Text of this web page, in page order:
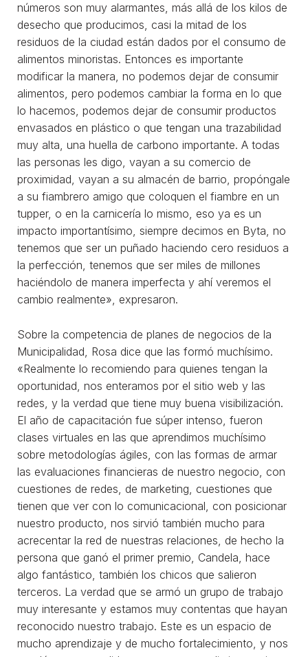
números son muy alarmantes, más allá de los kilos de
desecho que producimos, casi la mitad de los
residuos de la ciudad están dados por el consumo de
alimentos minoristas. Entonces es importante
modificar la manera, no podemos dejar de consumir
alimentos, pero podemos cambiar la forma en lo que
lo hacemos, podemos dejar de consumir productos
envasados en plástico o que tengan una trazabilidad
muy alta, una huella de carbono importante. A todas
las personas les digo, vayan a su comercio de
proximidad, vayan a su almacén de barrio, propóngale
a su fiambrero amigo que coloquen el fiambre en un
tupper, o en la carnicería lo mismo, eso ya es un
impacto importantísimo, siempre decimos en Byta, no
tenemos que ser un puñado haciendo cero residuos a
la perfección, tenemos que ser miles de millones
haciéndolo de manera imperfecta y ahí veremos el
cambio realmente», expresaron.
Sobre la competencia de planes de negocios de la
Municipalidad, Rosa dice que las formó muchísimo.
«Realmente lo recomiendo para quienes tengan la
oportunidad, nos enteramos por el sitio web y las
redes, y la verdad que tiene muy buena visibilización.
El año de capacitación fue súper intenso, fueron
clases virtuales en las que aprendimos muchísimo
sobre metodologías ágiles, con las formas de armar
las evaluaciones financieras de nuestro negocio, con
cuestiones de redes, de marketing, cuestiones que
tienen que ver con lo comunicacional, con posicionar
nuestro producto, nos sirvió también mucho para
acrecentar la red de nuestras relaciones, de hecho la
persona que ganó el primer premio, Candela, hace
algo fantástico, también los chicos que salieron
terceros. La verdad que se armó un grupo de trabajo
muy interesante y estamos muy contentas que hayan
reconocido nuestro trabajo. Este es un espacio de
mucho aprendizaje y de mucho fortalecimiento, y nos